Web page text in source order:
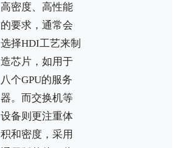
高密度、高性能
的要求，通常会
选择HDI工艺来制
造芯片，如用于
八个GPU的服务
器。而交换机等
设备则更注重体
积和密度，采用